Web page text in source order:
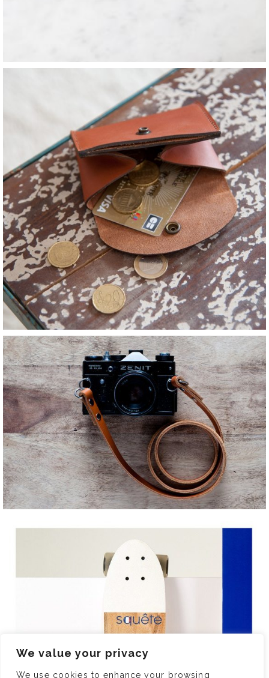
We value your privacy
We use cookies to enhance your browsing